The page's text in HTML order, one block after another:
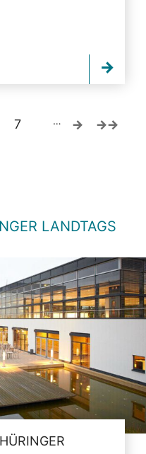
7 …
LANDTAGS